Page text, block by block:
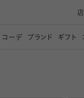
コーデ ブランド ギフト